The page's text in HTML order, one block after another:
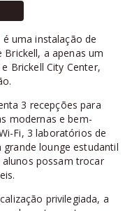
é uma instalação de
a apenas um
Brickell City Center,
3 recepções para
modernas e bem-
Fi, 3 laboratórios de
lounge estudantil
possam trocar
privilegiada, a